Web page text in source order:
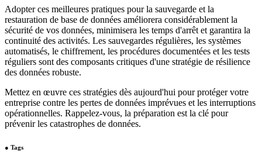
Adopter ces meilleures pratiques pour la sauvegarde et la
restauration de base de données améliorera considérablement la
sécurité de vos données, minimisera les temps d'arrêt et garantira la
continuité des activités. Les sauvegardes régulières, les systèmes
automatisés, le chiffrement, les procédures documentées et les tests
réguliers sont des composants critiques d'une stratégie de résilience
des données robuste.
Mettez en œuvre ces stratégies dès aujourd'hui pour protéger votre
entreprise contre les pertes de données imprévues et les interruptions
opérationnelles. Rappelez-vous, la préparation est la clé pour
prévenir les catastrophes de données.
● Tags